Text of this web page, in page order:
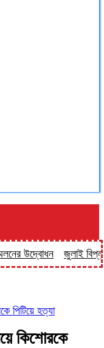
উদ্বোধন জুলাই বিপ্লবের
পিটিয়ে হত্যা
কিশোরকে